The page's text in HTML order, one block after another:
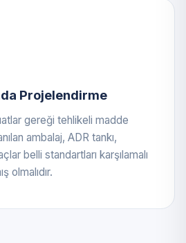
Projelendirme
gereği tehlikeli madde
ambalaj, ADR tankı,
belli standartları karşılamalı
olmalıdır.